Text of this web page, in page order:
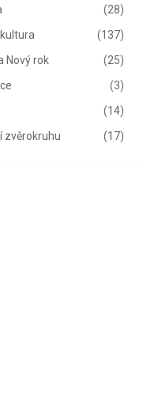
(28)
(137)
(25)
Nový rok
(3)
(14)
(17)
zvěrokruhu